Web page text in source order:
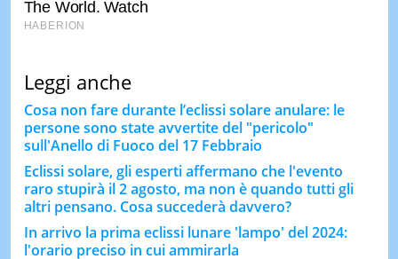
Leggi anche
Cosa non fare durante l’eclissi solare anulare: le
persone sono state avvertite del "pericolo"
sull'Anello di Fuoco del 17 Febbraio
Eclissi solare, gli esperti affermano che l'evento
raro stupirà il 2 agosto, ma non è quando tutti gli
altri pensano. Cosa succederà davvero?
In arrivo la prima eclissi lunare 'lampo' del 2024:
l'orario preciso in cui ammirarla